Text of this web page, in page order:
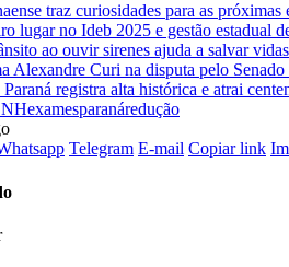
traz curiosidades para as
lugar no Ideb 2025 e gestão estadual
ao ouvir sirenes ajuda a salvar
Alexandre Curi na disputa pelo Senado
registra alta histórica e atrai
examesparanáredução
Telegram E-mail Copiar link